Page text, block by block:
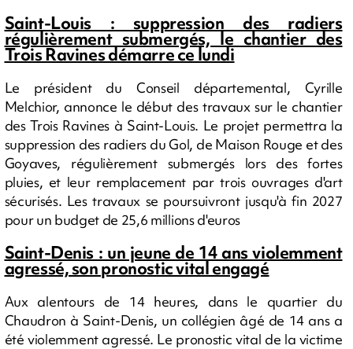
Saint-Louis : suppression des radiers
régulièrement submergés, le chantier des
Trois Ravines démarre ce lundi
Le président du Conseil départemental, Cyrille
Melchior, annonce le début des travaux sur le chantier
des Trois Ravines à Saint-Louis. Le projet permettra la
suppression des radiers du Gol, de Maison Rouge et des
Goyaves, régulièrement submergés lors des fortes
pluies, et leur remplacement par trois ouvrages d'art
sécurisés. Les travaux se poursuivront jusqu'à fin 2027
pour un budget de 25,6 millions d'euros
Saint-Denis : un jeune de 14 ans violemment
agressé, son pronostic vital engagé
Aux alentours de 14 heures, dans le quartier du
Chaudron à Saint-Denis, un collégien âgé de 14 ans a
été violemment agressé. Le pronostic vital de la victime